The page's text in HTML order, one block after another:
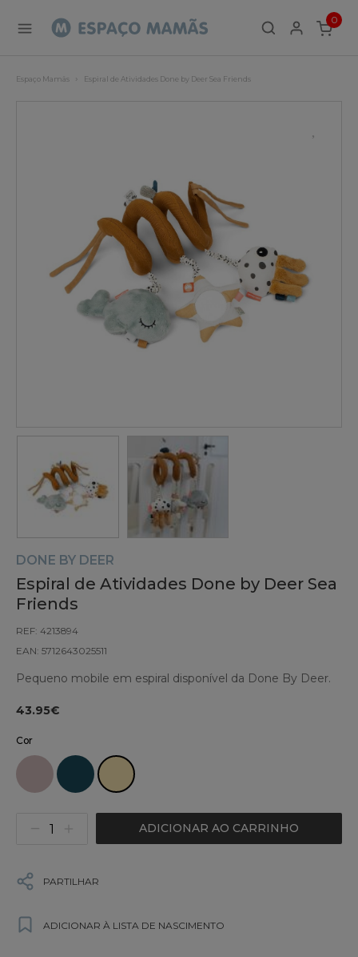
0
ITEMS
Espaço Mamãs Espiral de Atividades Done by Deer Sea Friends
DONE BY DEER
Espiral de Atividades Done by Deer Sea
Friends
REF: 4213894
EAN: 5712643025511
Pequeno mobile em espiral disponível da Done By Deer.
43.95€
Cor
ADICIONAR AO CARRINHO
PARTILHAR
ADICIONAR À LISTA DE NASCIMENTO